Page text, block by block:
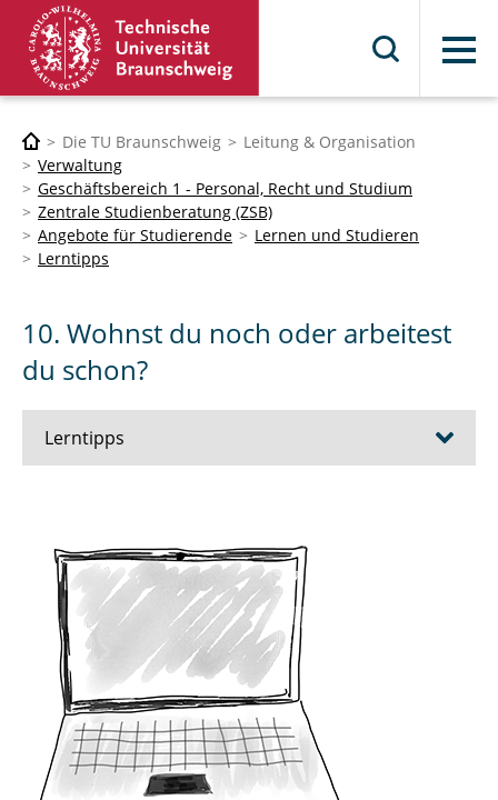
Menü
Die TU Braunschweig
Leitung & Organisation
Verwaltung
Geschäftsbereich 1 - Personal, Recht und Studium
Zentrale Studienberatung (ZSB)
Angebote für Studierende
Lernen und Studieren
Lerntipps
10. Wohnst du noch oder arbeitest
du schon?
Lerntipps
2. Online Kalender nutzen
3. Kritzeln statt texten
4. Wiederholen Wiederholen Wiederholen
5. Genau mein (Lern-)Typ
6. Lesen, aber richtig